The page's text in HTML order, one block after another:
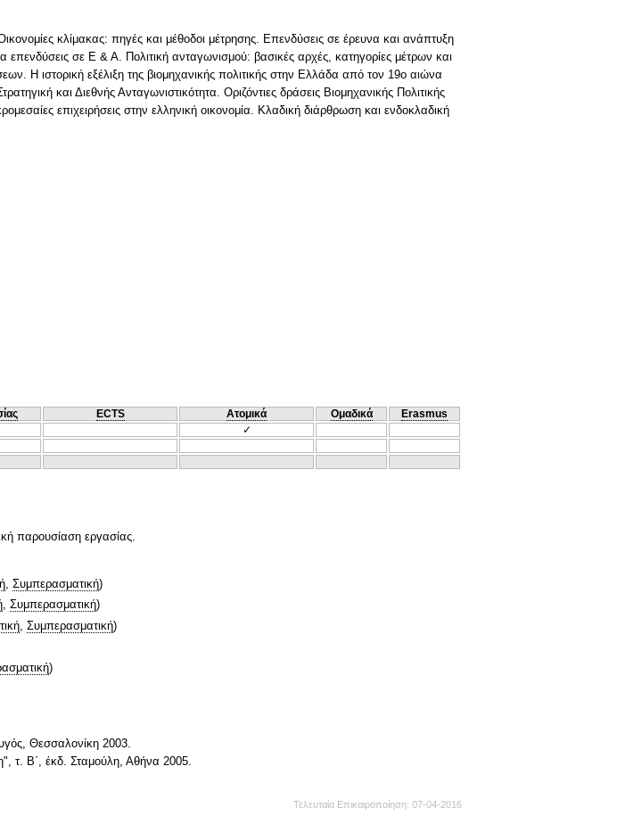
κλίμακας: πηγές και μέθοδοι μέτρησης. Επενδύσεις σε έρευνα και ανάπτυξη
σε Ε & Α. Πολιτική ανταγωνισμού: βασικές αρχές, κατηγορίες μέτρων και
Η ιστορική εξέλιξη της βιομηχανικής πολιτικής στην Ελλάδα από τον 19ο αιώνα
και Διεθνής Ανταγωνιστικότητα. Οριζόντιες δράσεις Βιομηχανικής Πολιτικής
επιχειρήσεις στην ελληνική οικονομία. Κλαδική διάρθρωση και ενδοκλαδική
ECTS Ατομικά Ομαδικά
Erasmus
✓
παρουσίαση εργασίας.
, Συμπερασματική)
, Συμπερασματική)
Συμπερασματική)
)
Θεσσαλονίκη 2003.
τ. Β΄, έκδ. Σταμούλη, Αθήνα 2005.
Τελευταία Επικαιροποίηση 07-04-2016